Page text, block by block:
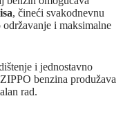
, čineći svakodnevnu
i maksimalne
i jednostavno
benzina produžava
rad.